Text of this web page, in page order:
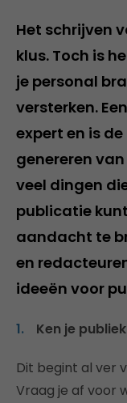
Het schrijven
klus. Toch is
je personal
versterken.
expert en is
genereren
veel dingen
publicatie
aandacht te
en
ideeën voor
Ken je publiek
Dit begint al ver
Vraag je af voor